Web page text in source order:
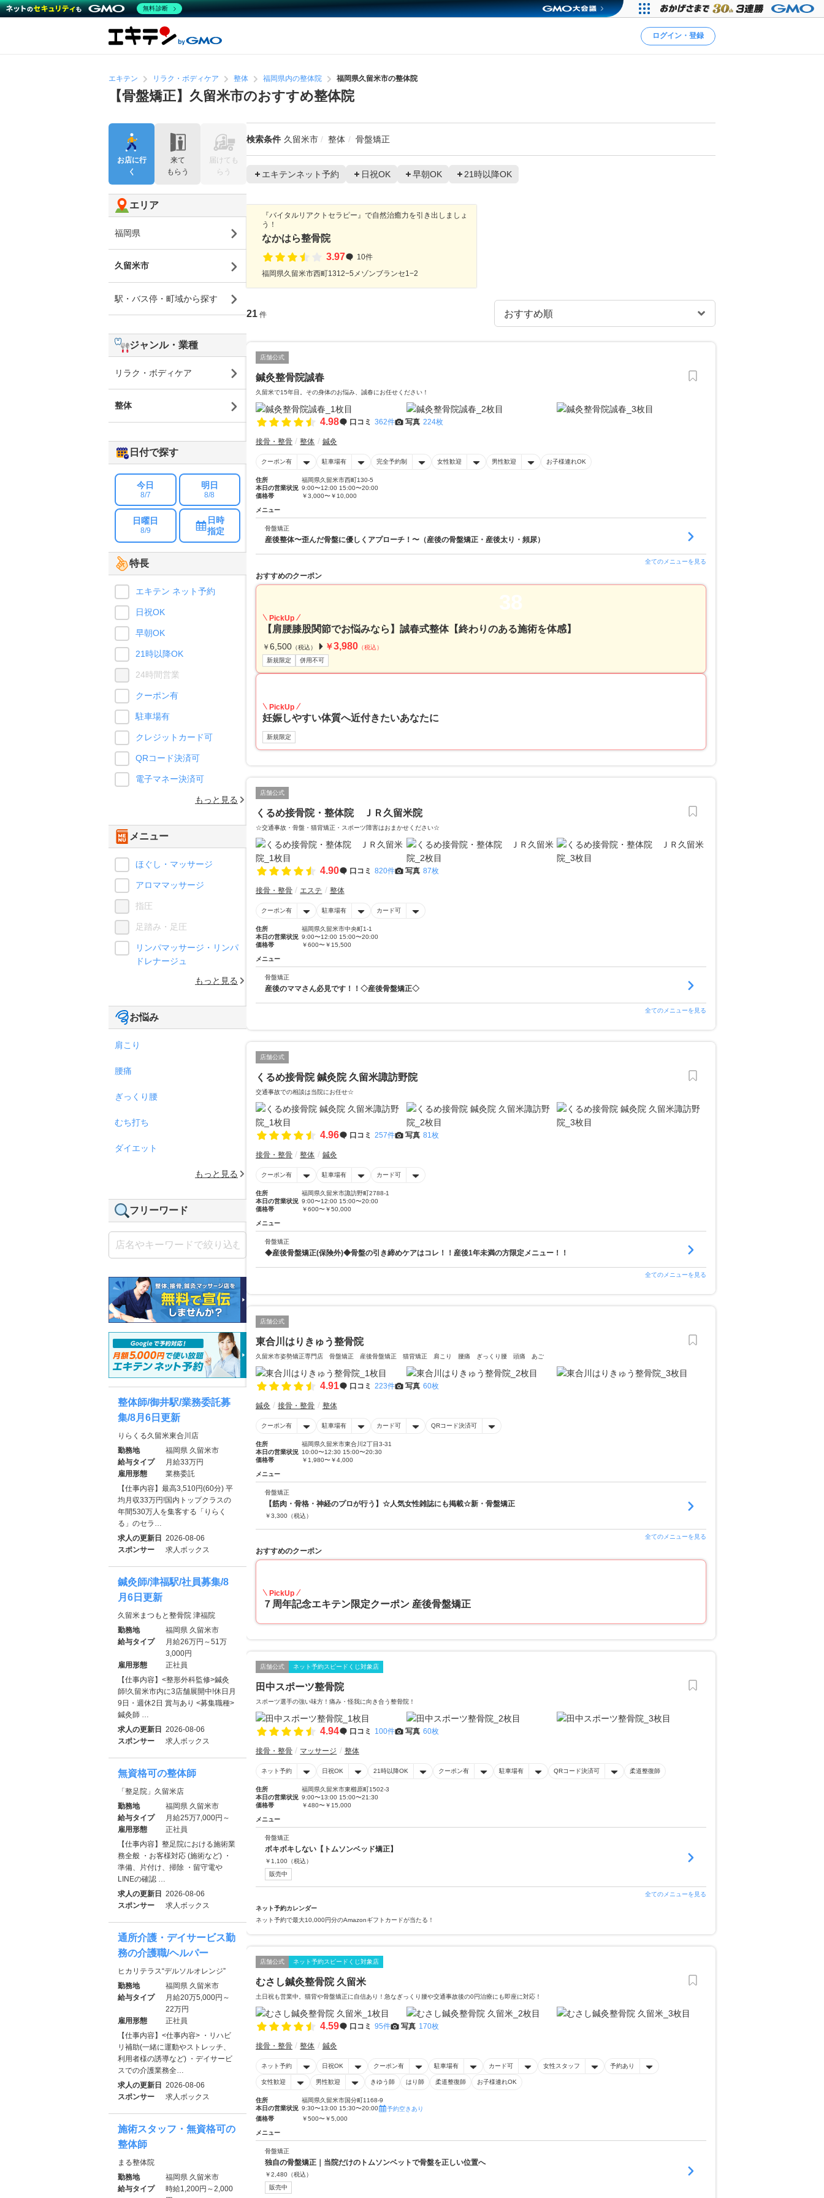
ログイン・登録
エキテン リラク・ボディケア 整体 福岡県内の整体院 福岡県久留米市の整体院
【骨盤矯正】久留米市のおすすめ整体院
検索条件 久留米市 整体 骨盤矯正
エキテンネット予約 日祝OK 早朝OK 21時以降OK
『バイタルリアクトセラピー』で自然治癒力を引き出しましょ
う！
なかはら整骨院
3.97
10件
福岡県久留米市西町1312−5メゾンブランセ1−2
21 件
店舗公式
鍼灸整骨院誠春
久留米で15年目。その身体のお悩み、誠春にお任せください！
4.98 口コミ 362件 写真 224枚
接骨・整骨 整体 鍼灸
クーポン有 駐車場有 完全予約制 女性歓迎 男性歓迎 お子様連れOK
住所
福岡県久留米市西町130-5
本日の営業状況 9:00〜12:00 15:00〜20:00
価格帯
￥3,000〜￥10,000
メニュー
骨盤矯正
産後整体〜歪んだ骨盤に優しくアプローチ！〜（産後の骨盤矯正・産後太り・頻尿）
全てのメニューを見る
おすすめのクーポン
38
PickUp
【肩腰膝股関節でお悩みなら】誠春式整体【終わりのある施術を体感】
￥ 6,500 （税込） ￥3,980 （税込）
新規限定
併用不可
PickUp
妊娠しやすい体質へ近付きたいあなたに
新規限定
店舗公式
くるめ接骨院・整体院 ＪＲ久留米院
☆交通事故・骨盤・猫背矯正・スポーツ障害はおまかせください☆
4.90 口コミ 820件 写真 87枚
接骨・整骨 エステ 整体
クーポン有 駐車場有 カード可
住所
福岡県久留米市中央町1-1
本日の営業状況 9:00〜12:00 15:00〜20:00
価格帯
￥600〜￥15,500
メニュー
骨盤矯正
産後のママさん必見です！！◇産後骨盤矯正◇
全てのメニューを見る
店舗公式
くるめ接骨院 鍼灸院 久留米諏訪野院
交通事故での相談は当院にお任せ☆
4.96 口コミ 257件 写真 81枚
接骨・整骨 整体 鍼灸
クーポン有 駐車場有 カード可
住所
福岡県久留米市諏訪野町2788-1
本日の営業状況 9:00〜12:00 15:00〜20:00
価格帯
￥600〜￥50,000
メニュー
骨盤矯正
◆産後骨盤矯正(保険外)◆骨盤の引き締めケアはコレ！！産後1年未満の方限定メニュー！！
全てのメニューを見る
店舗公式
東合川はりきゅう整骨院
久留米市姿勢矯正専門店 骨盤矯正 産後骨盤矯正 猫背矯正 肩こり 腰痛 ぎっくり腰 頭痛 あご
4.91 口コミ 223件 写真 60枚
鍼灸 接骨・整骨 整体
クーポン有 駐車場有 カード可 QRコード決済可
住所
福岡県久留米市東合川2丁目3-31
本日の営業状況 10:00〜12:30 15:00〜20:30
価格帯
￥1,980〜￥4,000
メニュー
骨盤矯正
【筋肉・骨格・神経のプロが行う】☆人気女性雑誌にも掲載☆新・骨盤矯正
￥3,300 （税込）
全てのメニューを見る
おすすめのクーポン
PickUp
７周年記念エキテン限定クーポン 産後骨盤矯正
店舗公式 ネット予約スピードくじ対象店
田中スポーツ整骨院
スポーツ選手の強い味方！痛み・怪我に向き合う整骨院！
4.94 口コミ 100件 写真 60枚
接骨・整骨 マッサージ 整体
ネット予約 日祝OK 21時以降OK クーポン有 駐車場有 QRコード決済可 柔道整復師
住所
福岡県久留米市東櫛原町1502-3
本日の営業状況 9:00〜13:00 15:00〜21:30
価格帯
￥480〜￥15,000
メニュー
骨盤矯正
ボキボキしない【トムソンベッド矯正】
￥ 1,100 （税込）
販売中
全てのメニューを見る
ネット予約カレンダー
ネット予約で最大10,000円分のAmazonギフトカードが当たる！
店舗公式 ネット予約スピードくじ対象店
むさし鍼灸整骨院 久留米
土日祝も営業中。猫背や骨盤矯正に自信あり！急なぎっくり腰や交通事故後の0円治療にも即座に対応！
4.59 口コミ 95件 写真 170枚
接骨・整骨 整体 鍼灸
ネット予約 日祝OK クーポン有 駐車場有 カード可 女性スタッフ 予約あり
女性歓迎 男性歓迎 きゆう師 はり師 柔道整復師 お子様連れOK
住所
福岡県久留米市国分町1168-9
本日の営業状況 9:30〜13:00 15:30〜20:00
予約空きあり
価格帯
￥500〜￥5,000
メニュー
骨盤矯正
独自の骨盤矯正｜当院だけのトムソンベットで骨盤を正しい位置へ
￥2,480 （税込）
販売中
お店に行
く
来て
もらう
届けても
らう
エリア
福岡県
久留米市
駅・バス停・町域から探す
ジャンル・業種
リラク・ボディケア
整体
日付で探す
今日
8/7
明日
8/8
日曜日
8/9
日時
指定
特長
エキテン ネット予約
日祝OK
早朝OK
21時以降OK
24時間営業
クーポン有
駐車場有
クレジットカード可
QRコード決済可
電子マネー決済可
もっと見る
メニュー
ほぐし・マッサージ
アロママッサージ
指圧
足踏み・足圧
リンパマッサージ・リンパ
ドレナージュ
もっと見る
お悩み
肩こり
腰痛
ぎっくり腰
むち打ち
ダイエット
もっと見る
フリーワード
整体師/御井駅/業務委託募
集/8月6日更新
りらくる久留米東合川店
勤務地
福岡県 久留米市
給与タイプ
月給33万円
雇用形態
業務委託
【仕事内容】最高3,510円(60分) 平
均月収33万円!国内トップクラスの
年間530万人を集客する「りらく
る」のセラ…
求人の更新日 2026-08-06
スポンサー
求人ボックス
鍼灸師/津福駅/社員募集/8
月6日更新
久留米まつもと整骨院 津福院
勤務地
福岡県 久留米市
給与タイプ
月給26万円～51万
3,000円
雇用形態
正社員
【仕事内容】<整形外科監修>鍼灸
師!久留米市内に3店舗展開中!休日月
9日・週休2日 賞与あり <募集職種>
鍼灸師 …
求人の更新日 2026-08-06
スポンサー
求人ボックス
無資格可の整体師
「整足院」久留米店
勤務地
福岡県 久留米市
給与タイプ
月給25万7,000円～
雇用形態
正社員
【仕事内容】整足院における施術業
務全般 ・お客様対応 (施術など) ・
準備、片付け、掃除 ・留守電や
LINEの確認 …
求人の更新日 2026-08-06
スポンサー
求人ボックス
通所介護・デイサービス勤
務の介護職/ヘルパー
ヒカリテラス“デルソルオレンジ”
勤務地
福岡県 久留米市
給与タイプ
月給20万5,000円～
22万円
雇用形態
正社員
【仕事内容】<仕事内容> ・リハビ
リ補助(一緒に運動やストレッチ、
利用者様の誘導など) ・デイサービ
スでの介護業務全…
求人の更新日 2026-08-06
スポンサー
求人ボックス
施術スタッフ・無資格可の
整体師
まる整体院
勤務地
福岡県 久留米市
給与タイプ
時給1,200円～2,000
無料診断